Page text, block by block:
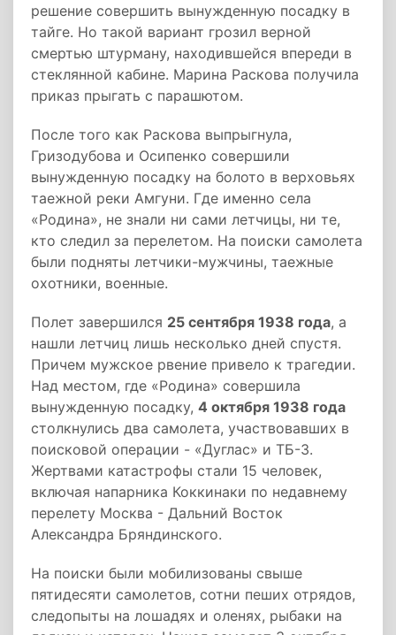
решение совершить вынужденную посадку в
тайге. Но такой вариант грозил верной
смертью штурману, находившейся впереди в
стеклянной кабине. Марина Раскова получила
приказ прыгать с парашютом.
После того как Раскова выпрыгнула,
Гризодубова и Осипенко совершили
вынужденную посадку на болото в верховьях
таежной реки Амгуни. Где именно села
«Родина», не знали ни сами летчицы, ни те,
кто следил за перелетом. На поиски самолета
были подняты летчики-мужчины, таежные
охотники, военные.
Полет завершился 25 сентября 1938 года, а
нашли летчиц лишь несколько дней спустя.
Причем мужское рвение привело к трагедии.
Над местом, где «Родина» совершила
вынужденную посадку, 4 октября 1938 года
столкнулись два самолета, участвовавших в
поисковой операции - «Дуглас» и ТБ-3.
Жертвами катастрофы стали 15 человек,
включая напарника Коккинаки по недавнему
перелету Москва - Дальний Восток
Александра Бряндинского.
На поиски были мобилизованы свыше
пятидесяти самолетов, сотни пеших отрядов,
следопыты на лошадях и оленях, рыбаки на